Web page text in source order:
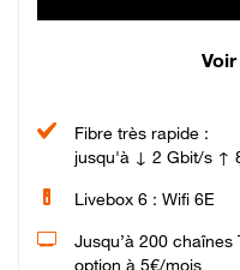
Fibre très rapide :
jusqu'à ↓ 2 Gbit/s ↑
Livebox 6 : Wifi 6E
Jusqu’à 200
option à 5€/mois